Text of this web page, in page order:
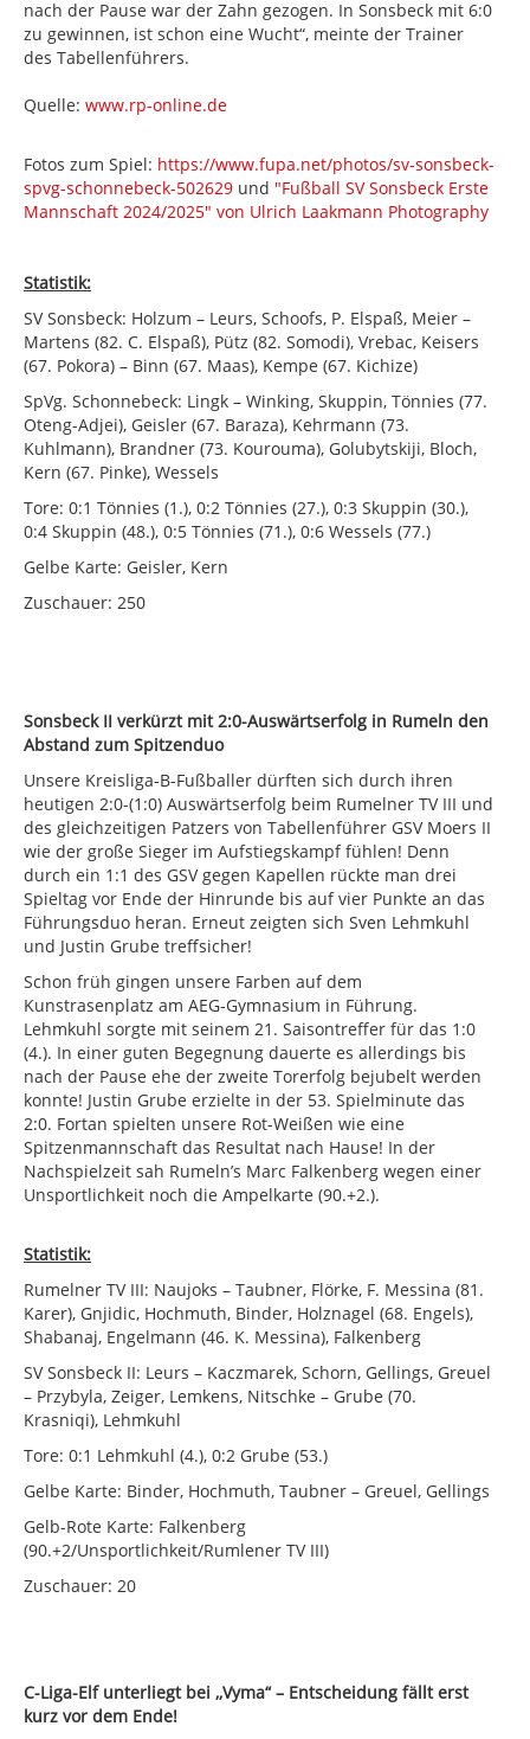
nach der Pause war der Zahn gezogen. In Sonsbeck mit 6:0
zu gewinnen, ist schon eine Wucht“, meinte der Trainer
des Tabellenführers.
Quelle: www.rp-online.de
Fotos zum Spiel: https://www.fupa.net/photos/sv-sonsbeck-
spvg-schonnebeck-502629 und "Fußball SV Sonsbeck Erste
Mannschaft 2024/2025" von Ulrich Laakmann Photography
Statistik:
SV Sonsbeck: Holzum – Leurs, Schoofs, P. Elspaß, Meier –
Martens (82. C. Elspaß), Pütz (82. Somodi), Vrebac, Keisers
(67. Pokora) – Binn (67. Maas), Kempe (67. Kichize)
SpVg. Schonnebeck: Lingk – Winking, Skuppin, Tönnies (77.
Oteng-Adjei), Geisler (67. Baraza), Kehrmann (73.
Kuhlmann), Brandner (73. Kourouma), Golubytskiji, Bloch,
Kern (67. Pinke), Wessels
Tore: 0:1 Tönnies (1.), 0:2 Tönnies (27.), 0:3 Skuppin (30.),
0:4 Skuppin (48.), 0:5 Tönnies (71.), 0:6 Wessels (77.)
Gelbe Karte: Geisler, Kern
Zuschauer: 250
Sonsbeck II verkürzt mit 2:0-Auswärtserfolg in Rumeln den
Abstand zum Spitzenduo
Unsere Kreisliga-B-Fußballer dürften sich durch ihren
heutigen 2:0-(1:0) Auswärtserfolg beim Rumelner TV III und
des gleichzeitigen Patzers von Tabellenführer GSV Moers II
wie der große Sieger im Aufstiegskampf fühlen! Denn
durch ein 1:1 des GSV gegen Kapellen rückte man drei
Spieltag vor Ende der Hinrunde bis auf vier Punkte an das
Führungsduo heran. Erneut zeigten sich Sven Lehmkuhl
und Justin Grube treffsicher!
Schon früh gingen unsere Farben auf dem
Kunstrasenplatz am AEG-Gymnasium in Führung.
Lehmkuhl sorgte mit seinem 21. Saisontreffer für das 1:0
(4.). In einer guten Begegnung dauerte es allerdings bis
nach der Pause ehe der zweite Torerfolg bejubelt werden
konnte! Justin Grube erzielte in der 53. Spielminute das
2:0. Fortan spielten unsere Rot-Weißen wie eine
Spitzenmannschaft das Resultat nach Hause! In der
Nachspielzeit sah Rumeln’s Marc Falkenberg wegen einer
Unsportlichkeit noch die Ampelkarte (90.+2.).
Statistik:
Rumelner TV III: Naujoks – Taubner, Flörke, F. Messina (81.
Karer), Gnjidic, Hochmuth, Binder, Holznagel (68. Engels),
Shabanaj, Engelmann (46. K. Messina), Falkenberg
SV Sonsbeck II: Leurs – Kaczmarek, Schorn, Gellings, Greuel
– Przybyla, Zeiger, Lemkens, Nitschke – Grube (70.
Krasniqi), Lehmkuhl
Tore: 0:1 Lehmkuhl (4.), 0:2 Grube (53.)
Gelbe Karte: Binder, Hochmuth, Taubner – Greuel, Gellings
Gelb-Rote Karte: Falkenberg
(90.+2/Unsportlichkeit/Rumlener TV III)
Zuschauer: 20
C-Liga-Elf unterliegt bei ,,Vyma“ – Entscheidung fällt erst
kurz vor dem Ende!